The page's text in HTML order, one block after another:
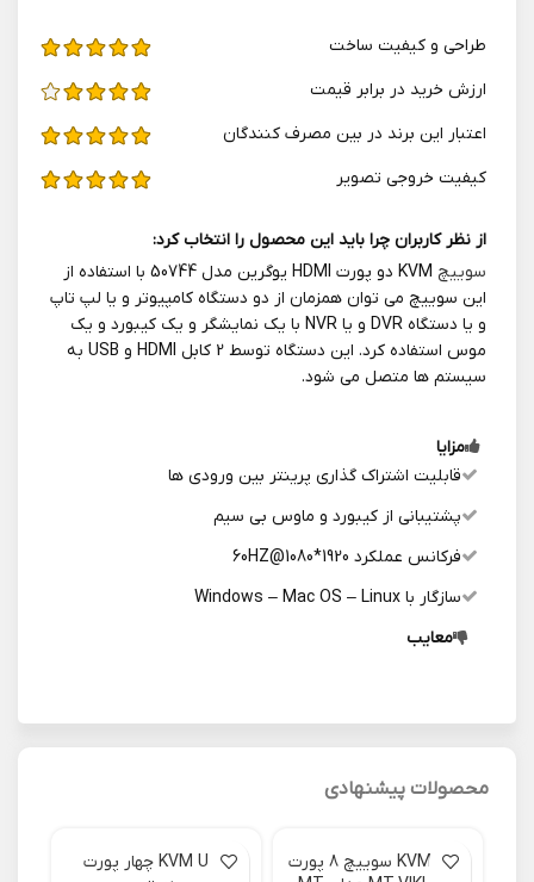
طراحی و کیفیت ساخت
ارزش خرید در برابر قیمت
اعتبار این برند در بین مصرف کنندگان
کیفیت خروجی تصویر
از نظر کاربران چرا باید این محصول را انتخاب کرد:
سوییچ
KVM دو پورت HDMI یوگرین مدل 50744 با استفاده از
این سوییچ می توان همزمان از دو دستگاه کامپیوتر و یا لپ تاپ
و یا دستگاه DVR و یا NVR با یک نمایشگر و یک کیبورد و یک
موس استفاده کرد. این دستگاه توسط 2 کابل HDMI و USB به
سیستم ها متصل می شود.
مزایا
قابلیت اشتراک گذاری پرینتر بین ورودی ها
پشتیبانی از کیبورد و ماوس بی سیم
فرکانس عملکرد 1920*1080@60HZ
سازگار با Windows – Mac OS – Linux
معایب
محصولات پیشنهادی
KVM USB سوییچ 8 پورت
KVM USB چهار پورت